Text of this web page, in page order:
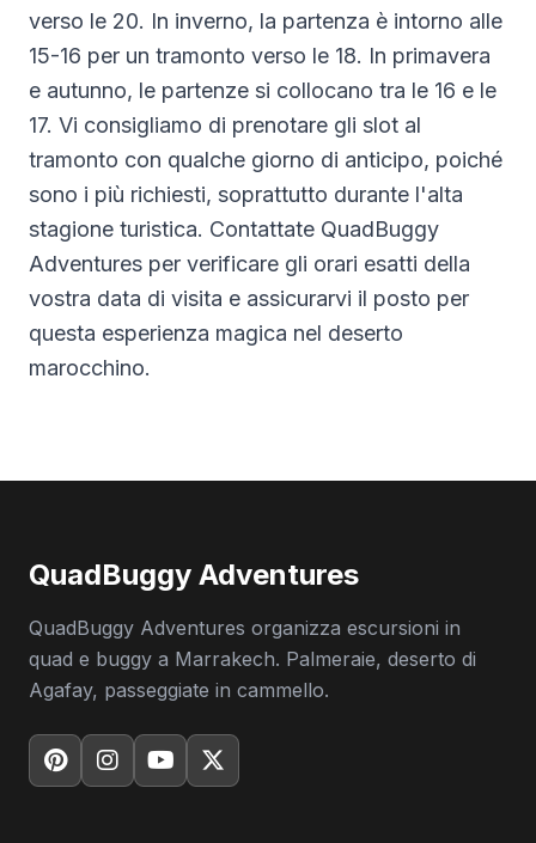
verso le 20. In inverno, la partenza è intorno alle
15-16 per un tramonto verso le 18. In primavera
e autunno, le partenze si collocano tra le 16 e le
17. Vi consigliamo di prenotare gli slot al
tramonto con qualche giorno di anticipo, poiché
sono i più richiesti, soprattutto durante l'alta
stagione turistica. Contattate QuadBuggy
Adventures per verificare gli orari esatti della
vostra data di visita e assicurarvi il posto per
questa esperienza magica nel deserto
marocchino.
QuadBuggy Adventures
QuadBuggy Adventures organizza escursioni in
quad e buggy a Marrakech. Palmeraie, deserto di
Agafay, passeggiate in cammello.